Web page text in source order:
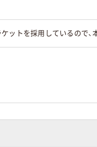
ットを採用しているので、